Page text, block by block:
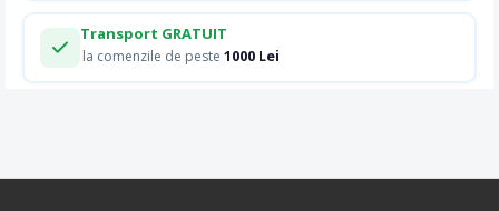
Transport GRATUIT
la comenzile de peste 1000 Lei